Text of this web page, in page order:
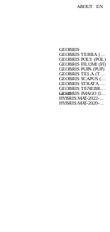
ABOUT EN
GEOBRIS
GEOBRIS TERRA (TER)
GEOBRIS POLY (POL)
GEOBRIS FILUMI (FI)
GEOBRIS PUPA (PUP)
GEOBRIS TELA (TEL)
GEOBRIS SCAPUS (SCA)
GEOBRIS STRATA (STR)
GEOBRIS TENEBRIS (TB)
GEOBRIS IMAGO (IMG)
HYBRIS:MAT-2022-01-A
HYBRIS:MAT-2020-01-A
seit 2022